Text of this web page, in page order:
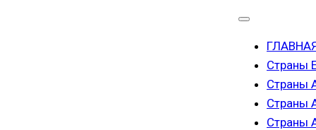
Страны
Страны
Страны
Страны